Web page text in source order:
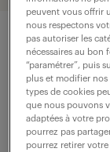
Sous la
rôle clé
peuvent vous offrir
nous respectons
pas autoriser les
nécessaires au
“paramétrer”, puis
plus et modifier nos
types de cookies
que nous pouvons
adaptées à votre
pourrez pas
pourrez retirer